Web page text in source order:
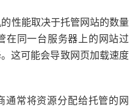
性能取决于托管网站的数量
在同一台服务器上的网站过
这可能会导致网页加载速度
通常将资源分配给托管的网